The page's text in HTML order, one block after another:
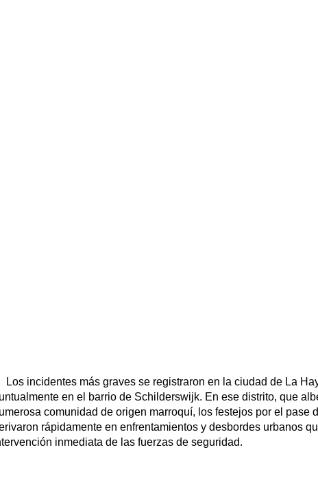
Los incidentes más graves se registraron en la ciudad de La
en el barrio de Schilderswijk. En ese distrito, que
comunidad de origen marroquí, los festejos por el pase
rápidamente en enfrentamientos y desbordes urbanos
inmediata de las fuerzas de seguridad.